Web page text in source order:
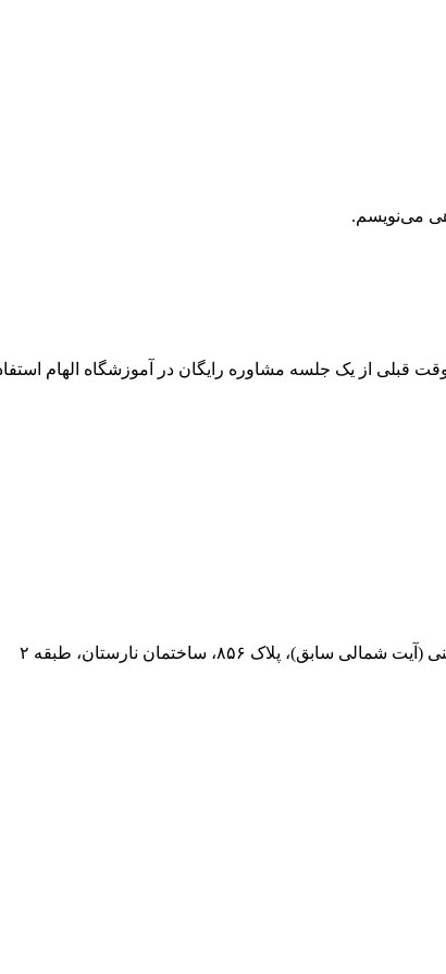
می‌نویسم.
قبلی از یک جلسه مشاوره رایگان در آموزشگاه الهام
۸۵۶، ساختمان نارستان، طبقه ۲